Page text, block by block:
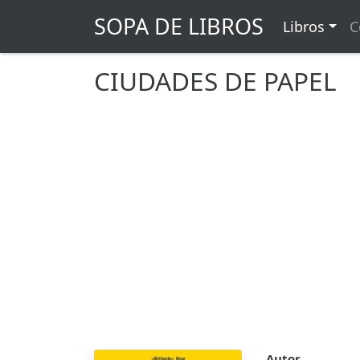
SOPA DE LIBROS Libros
CIUDADES DE PAPEL